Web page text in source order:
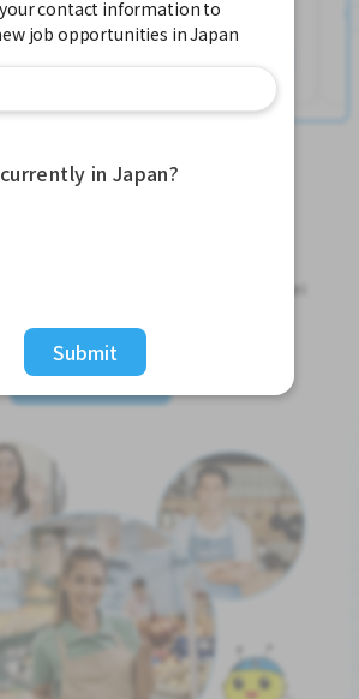
တဲ့ ၂ ပတ်လောက်ကပါ။
Foreigners In Japan
Jobs, Full-Time Jobs and Tokutei
Get Started
your contact information to
job opportunities in Japan
in Japan?
Submit